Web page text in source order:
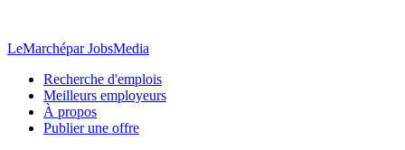
LeMarchépar JobsMedia
Recherche d'emplois
Meilleurs employeurs
À propos
Publier une offre